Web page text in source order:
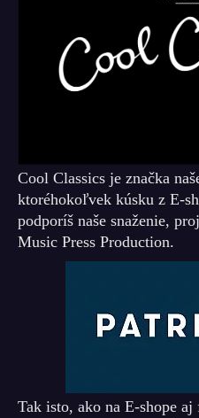
Cool Classics je značka
ktoréhokoľvek kúsku z E-
podporíš naše snaženie,
Music Press Production.
Tak isto, ako na E-shope